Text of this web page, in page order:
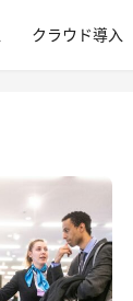
クラウド導入